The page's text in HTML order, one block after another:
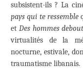
subsistent-ils ? La
pays qui te ressemble
et Des hommes
virtualités de la
nocturne, estivale,
traumatisme libanais.